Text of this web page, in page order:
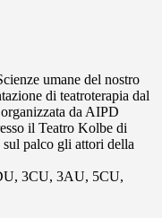
umane del nostro
di teatroterapia dal
da AIPD
il Teatro Kolbe di
palco gli attori della
3CU, 3AU, 5CU,